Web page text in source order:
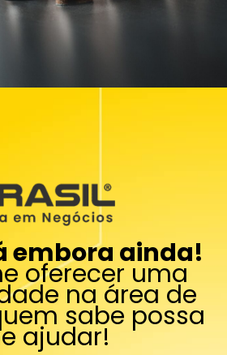
embora ainda!
oferecer uma
na área de
sabe possa
ajudar!